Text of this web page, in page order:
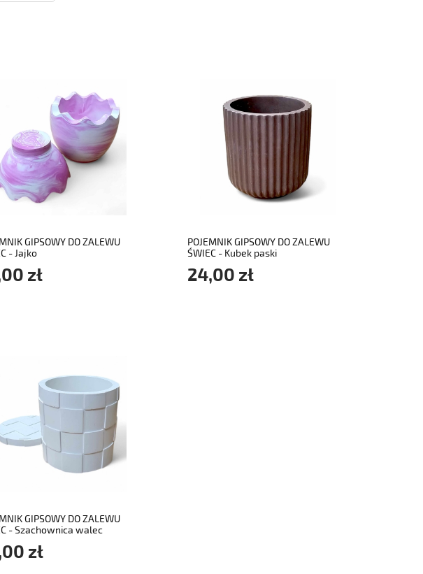
GIPSOWY DO ZALEWU
- Jajko
zł
do koszyka
POJEMNIK GIPSOWY DO ZALEWU
ŚWIEC - Kubek paski
24,00 zł
do koszyka
GIPSOWY DO ZALEWU
- Szachownica walec
zł
do koszyka